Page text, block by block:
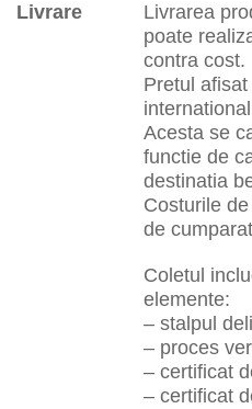
Livrare
Livrarea
poate
contra cost.
Pretul
Acesta se
functie de
destinatia
Costurile
de
Coletul
elemente:
– stalpul
– proces
– certificat
– certificat